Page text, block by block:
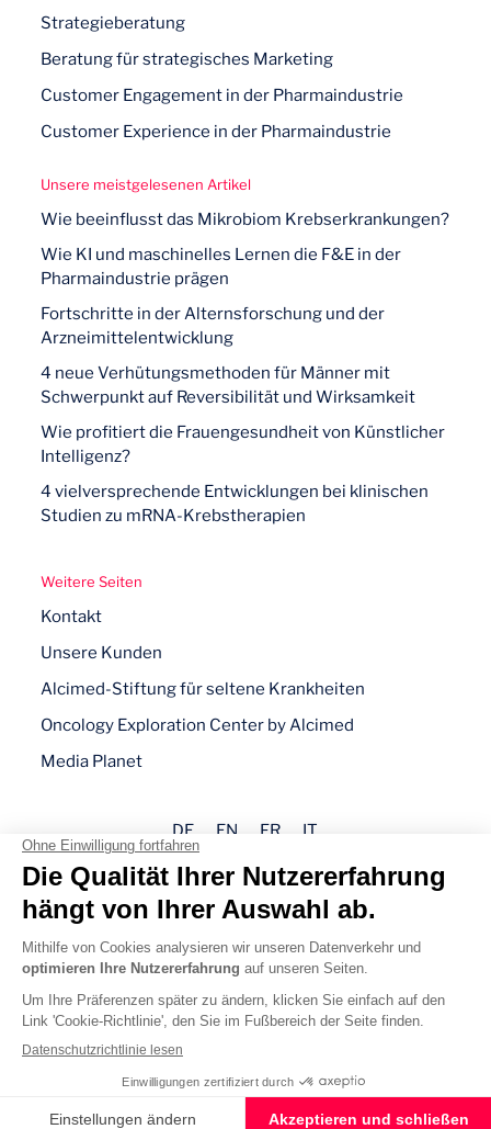
Strategieberatung
Beratung für strategisches Marketing
Customer Engagement in der Pharmaindustrie
Customer Experience in der Pharmaindustrie
Unsere meistgelesenen Artikel
Wie beeinflusst das Mikrobiom Krebserkrankungen?
Wie KI und maschinelles Lernen die F&E in der
Pharmaindustrie prägen
Fortschritte in der Alternsforschung und der
Arzneimittelentwicklung
4 neue Verhütungsmethoden für Männer mit
Schwerpunkt auf Reversibilität und Wirksamkeit
Wie profitiert die Frauengesundheit von Künstlicher
Intelligenz?
4 vielversprechende Entwicklungen bei klinischen
Studien zu mRNA-Krebstherapien
Weitere Seiten
Kontakt
Unsere Kunden
Alcimed-Stiftung für seltene Krankheiten
Oncology Exploration Center by Alcimed
Media Planet
DE EN FR IT
Impressum
Datenschutz
Cookie-Richtlinie